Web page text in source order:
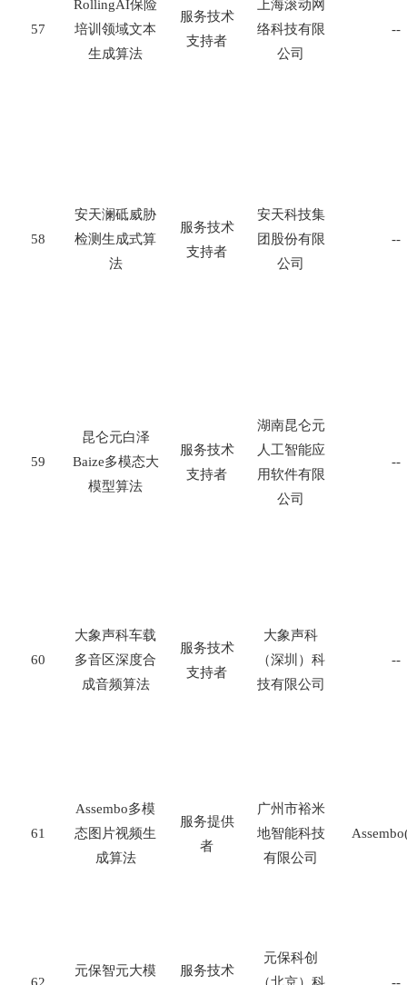
57
RollingAI保险
培训领域文本
生成算法
服务技术
支持者
上海滚动网
络科技有限
公司
--
58
安天澜砥威胁
检测生成式算
法
服务技术
支持者
安天科技集
团股份有限
公司
--
59
昆仑元白泽
Baize多模态大
模型算法
服务技术
支持者
湖南昆仑元
人工智能应
用软件有限
公司
--
60
大象声科车载
多音区深度合
成音频算法
服务技术
支持者
大象声科
（深圳）科
技有限公司
--
61
Assembo多模
态图片视频生
成算法
服务提供
者
广州市裕米
地智能科技
有限公司
62
元保智元大模
服务技术
元保科创
（北京）科
--